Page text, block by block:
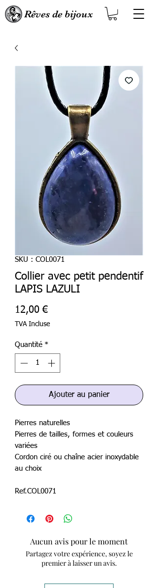
Rêves de bijoux
SKU : COL0071
Collier avec petit pendentif
LAPIS LAZULI
12,00 €Prix
TVA Incluse
Quantité *
Ajouter au panier
Pierres naturelles
Pierres de tailles, formes et couleurs
variées
Cordon ciré ou chaîne acier inoxydable
au choix
Ref.COL0071
Aucun avis pour le moment
Partagez votre expérience, soyez le
premier à laisser un avis.